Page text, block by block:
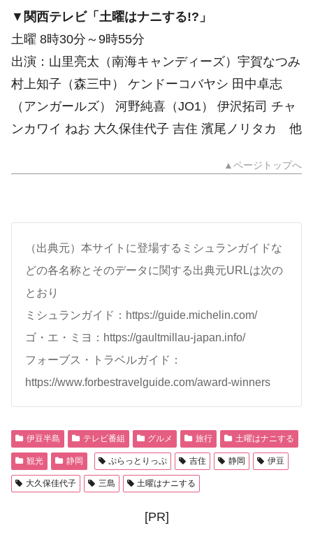
▼ 関西テレビ「土曜はナニする!?」
土曜 8時30分～9時55分
出演：山里亮太（南海キャンディーズ）宇賀なつみ
村上知子（森三中） ケンドーコバヤシ 田中卓志
（アンガールズ） 河野純喜（JO1） 伊沢拓司 チャ
ンカワイ ねお 大久保佳代子 吉住 濱尾ノリタカ 他
▲ページトップへ
（出典元）本サイトに登場するミシュランガイドな
どの各名称とそのデータに関する出典元URLは次の
とおり
ミシュランガイド：https://guide.michelin.com/
ゴ・エ・ミヨ：https://gaultmillau-japan.info/
フォーブス・トラベルガイド：
https://www.forbestravelguide.com/award-winners
伊豆半島 テレビ番組 グルメ 旅行 土曜はナニする
観光 静岡 ぷらっとりっぷ 吉住 静岡 伊豆
大久保佳代子 三島 土曜はナニする
[PR]